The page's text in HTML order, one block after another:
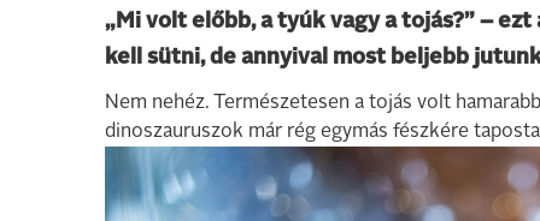
„Mi volt előbb, a tyúk vagy a tojás?” –
kell sütni, de annyival most beljebb
Nem nehéz. Természetesen a tojás volt
dinoszauruszok már rég egymás fészkére